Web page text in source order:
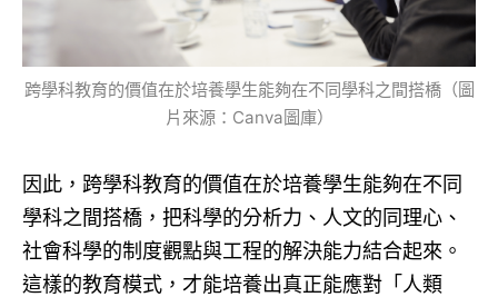
跨學科教育的價值在於培養學生能夠在不同學科之間搭橋（圖
片來源：Canva圖庫）
因此，跨學科教育的價值在於培養學生能夠在不同
學科之間搭橋，把科學的分析力、人文的同理心、
社會科學的制度觀點與工程的解決能力結合起來。
這樣的教育模式，才能培養出真正能應對「人類